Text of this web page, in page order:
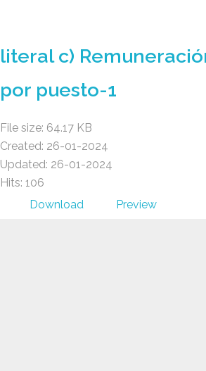
literal c)
por puesto-1
File size: 64.17 KB
Created: 26-01-2024
Updated: 26-01-2024
Hits: 106
Download
Preview